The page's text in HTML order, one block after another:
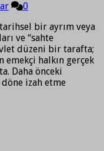
0
bir ayrım veya
ve “sahte
düzeni bir tarafta;
emekçi halkın gerçek
Daha önceki
izah etme